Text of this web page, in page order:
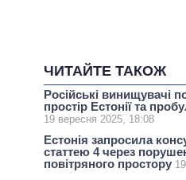
ЧИТАЙТЕ ТАКОЖ
Російські винищувачі
простір Естонії та
19 вересня 2025, 18:08
Естонія запросила
статтею 4 через
повітряного простору